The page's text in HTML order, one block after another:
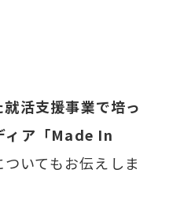
活支援事業で培っ
ィア「Made In
ついてもお伝えしま